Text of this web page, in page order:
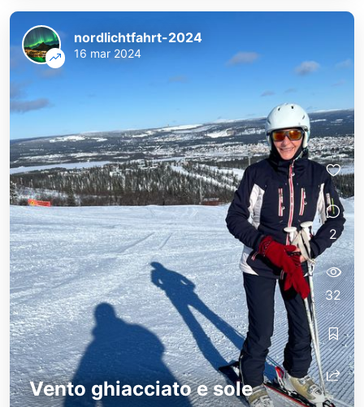
Vento ghiacciato e sole
nordlichtfahrt-2024
16 mar 2024
2
32